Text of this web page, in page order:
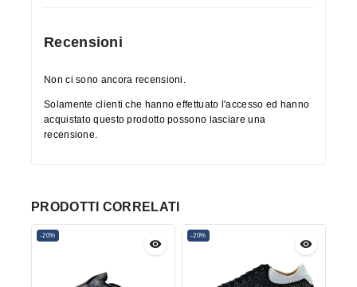
Recensioni
Non ci sono ancora recensioni.
Solamente clienti che hanno effettuato l'accesso ed hanno
acquistato questo prodotto possono lasciare una
recensione.
PRODOTTI CORRELATI
-20% -20%